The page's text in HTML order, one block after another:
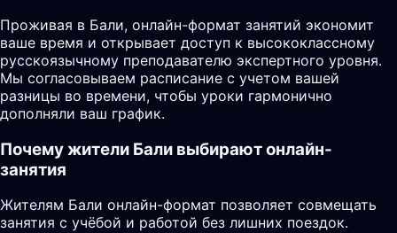
Проживая в Бали, онлайн-формат занятий экономит
ваше время и открывает доступ к высококлассному
русскоязычному преподавателю экспертного уровня.
Мы согласовываем расписание с учетом вашей
разницы во времени, чтобы уроки гармонично
дополняли ваш график.
Почему жители Бали выбирают онлайн-
занятия
Жителям Бали онлайн-формат позволяет совмещать
занятия с учёбой и работой без лишних поездок.